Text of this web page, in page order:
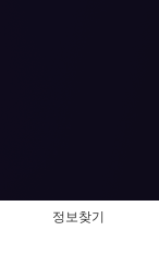
정보찾기